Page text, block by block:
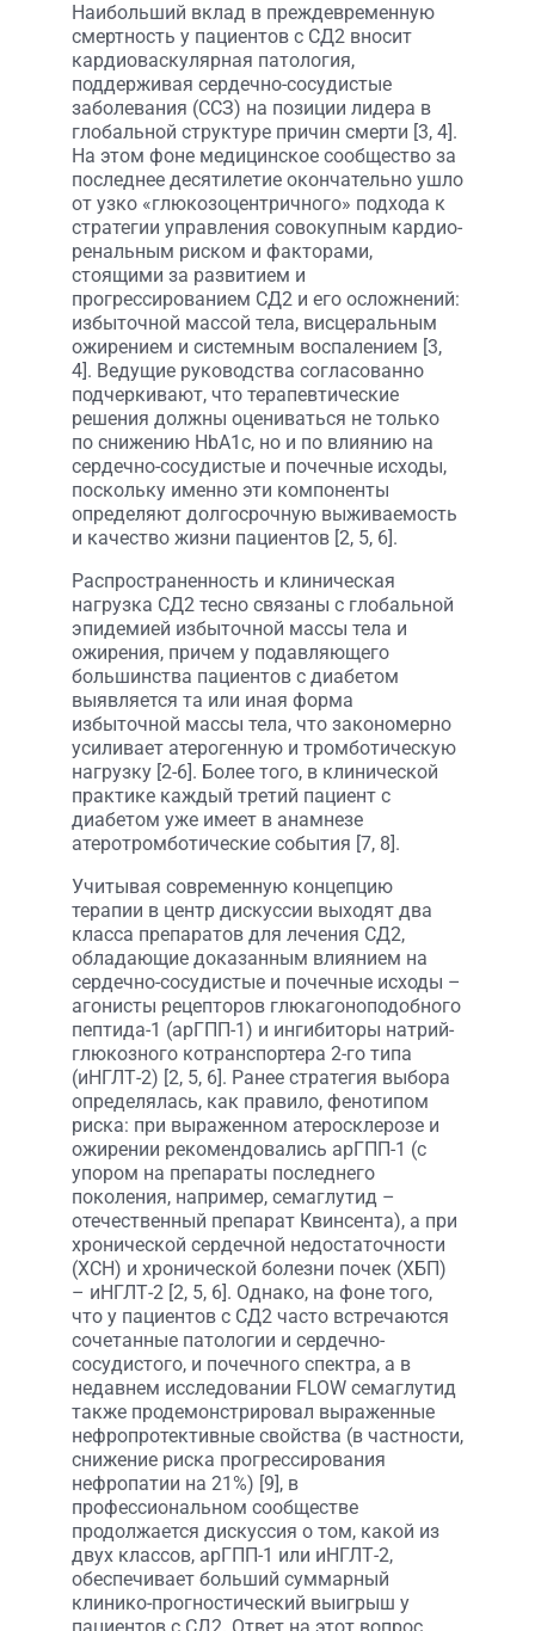
Наибольший вклад в преждевременную
смертность у пациентов с СД2 вносит
кардиоваскулярная патология,
поддерживая сердечно-сосудистые
заболевания (ССЗ) на позиции лидера в
глобальной структуре причин смерти [3, 4].
На этом фоне медицинское сообщество за
последнее десятилетие окончательно ушло
от узко «глюкозоцентричного» подхода к
стратегии управления совокупным кардио-
ренальным риском и факторами,
стоящими за развитием и
прогрессированием СД2 и его осложнений:
избыточной массой тела, висцеральным
ожирением и системным воспалением [3,
4]. Ведущие руководства согласованно
подчеркивают, что терапевтические
решения должны оцениваться не только
по снижению HbA1c, но и по влиянию на
сердечно-сосудистые и почечные исходы,
поскольку именно эти компоненты
определяют долгосрочную выживаемость
и качество жизни пациентов [2, 5, 6].
Распространенность и клиническая
нагрузка СД2 тесно связаны с глобальной
эпидемией избыточной массы тела и
ожирения, причем у подавляющего
большинства пациентов с диабетом
выявляется та или иная форма
избыточной массы тела, что закономерно
усиливает атерогенную и тромботическую
нагрузку [2-6]. Более того, в клинической
практике каждый третий пациент с
диабетом уже имеет в анамнезе
атеротромботические события [7, 8].
Учитывая современную концепцию
терапии в центр дискуссии выходят два
класса препаратов для лечения СД2,
обладающие доказанным влиянием на
сердечно-сосудистые и почечные исходы –
агонисты рецепторов глюкагоноподобного
пептида-1 (арГПП-1) и ингибиторы натрий-
глюкозного котранспортера 2-го типа
(иНГЛТ-2) [2, 5, 6]. Ранее стратегия выбора
определялась, как правило, фенотипом
риска: при выраженном атеросклерозе и
ожирении рекомендовались арГПП-1 (с
упором на препараты последнего
поколения, например, семаглутид –
отечественный препарат Квинсента), а при
хронической сердечной недостаточности
(ХСН) и хронической болезни почек (ХБП)
– иНГЛТ-2 [2, 5, 6]. Однако, на фоне того,
что у пациентов с СД2 часто встречаются
сочетанные патологии и сердечно-
сосудистого, и почечного спектра, а в
недавнем исследовании FLOW семаглутид
также продемонстрировал выраженные
нефропротективные свойства (в частности,
снижение риска прогрессирования
нефропатии на 21%) [9], в
профессиональном сообществе
продолжается дискуссия о том, какой из
двух классов, арГПП-1 или иНГЛТ-2,
обеспечивает больший суммарный
клинико-прогностический выигрыш у